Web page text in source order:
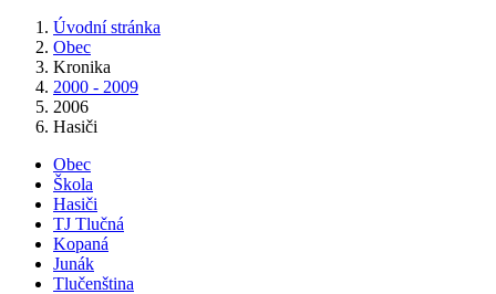
Úvodní stránka
Obec
Kronika
2000 - 2009
2006
Hasiči
Obec
Škola
Hasiči
TJ Tlučná
Kopaná
Junák
Tlučenština